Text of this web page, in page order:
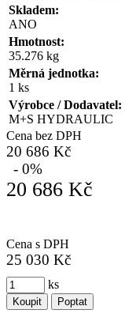
Skladem:
ANO
Hmotnost:
35.276 kg
Měrná jednotka:
1 ks
Výrobce / Dodavatel:
M+S HYDRAULIC
Cena bez DPH
20 686 Kč
- 0%
20 686 Kč
Cena s DPH
25 030 Kč
ks
Koupit Poptat